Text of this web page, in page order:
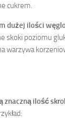
cukrem.
dużej ilości
skoki poziomu
warzywa
znaczną ilość